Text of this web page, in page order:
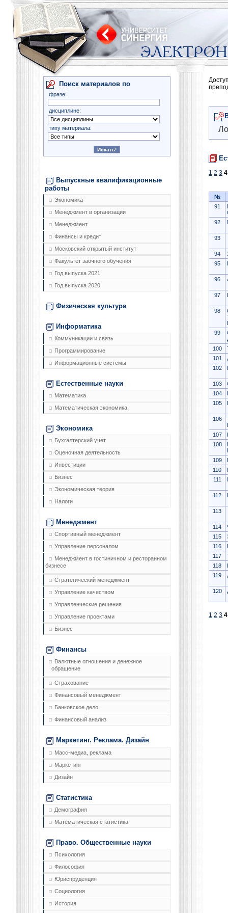
Поиск материалов по
фразе:
дисциплине:
типу материала:
Выпускные квалификационные
работы
Экономика
Менеджмент в организации
Менеджмент
Финансы и кредит
Московский открытый институт
Факультет заочного обучения
Год выпуска 2021
Год выпуска 2020
Физическая культура
Информатика
Коммуникации и связь
Программирование
Информационные системы
Естественные науки
Математика
Математическая экономика
Экономика
Бухгалтерский учет
Оценочная деятельность
Инвестиции
Бизнес
Экономическая теория
Налоги
Менеджмент
Спортивный менеджмент
Управление персоналом
Менеджмент в гостиничном и ресторанном
бизнесе
Стратегический менеджмент
Управление качеством
Управленческие решения
Управление проектами
Бизнес
Финансы
Валютные отношения и денежное
обращение
Страхование
Финансовый менеджмент
Банковское дело
Финансовый анализ
Маркетинг. Реклама. Дизайн
Масс-медиа, реклама
Маркетинг
Дизайн
Статистика
Демография
Математическая статистика
Право. Общественные науки
Психология
Философия
Юриспруденция
Социология
История
1 2 3 4
№
91
92
93
94
95
96
97
98
99
100
101
102
103
104
105
106
107
108
109
110
111
112
113
114
115
116
117
118
119
120
1 2 3 4